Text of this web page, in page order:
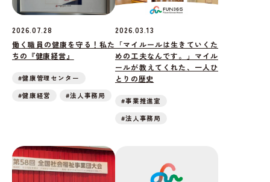
2026.07.28
働く職員の健康を守る！私た
ちの『健康経営』
#健康管理センター
#健康経営
#法人事務局
2026.03.13
「マイルールは生きていくた
めの工夫なんです。」マイル
ールが教えてくれた、一人ひ
とりの歴史
#事業推進室
#法人事務局